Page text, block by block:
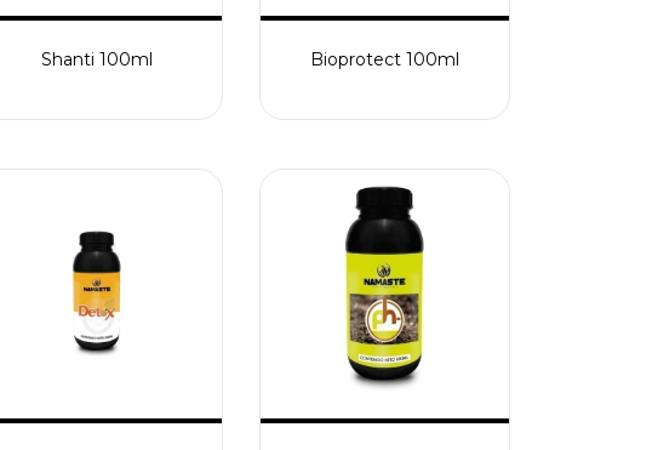
Shanti 100ml Bioprotect 100ml